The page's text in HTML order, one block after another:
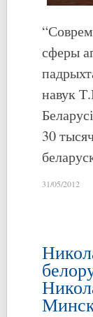
сферы
навук
30
31/05/2012